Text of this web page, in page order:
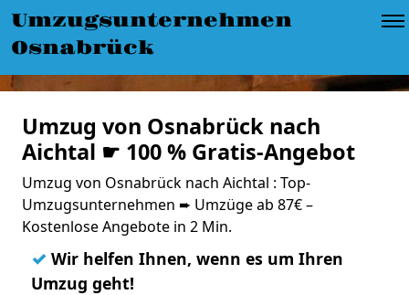
Umzugsunternehmen
Osnabrück
Umzug von Osnabrück nach
Aichtal ☛ 100 % Gratis-Angebot
Umzug von Osnabrück nach Aichtal : Top-
Umzugsunternehmen ➨ Umzüge ab 87€ –
Kostenlose Angebote in 2 Min.
✓ Wir helfen Ihnen, wenn es um Ihren
Umzug geht!